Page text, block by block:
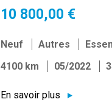
10 800,00 €
Neuf Autres
4100 km
05/2022
En savoir plus